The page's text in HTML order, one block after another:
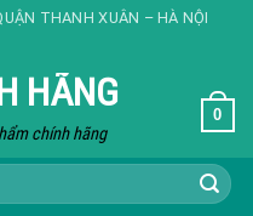
THANH XUÂN – HÀ NỘI
HÃNG
chính hãng
0